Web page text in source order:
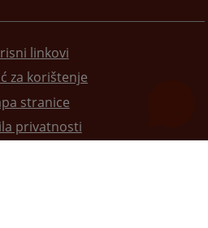
linkovi
za korištenje
stranice
privatnosti